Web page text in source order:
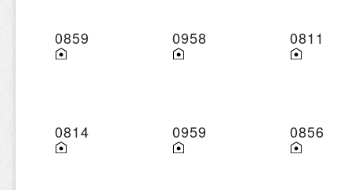
0859 0958 0811
0814 0959 0856